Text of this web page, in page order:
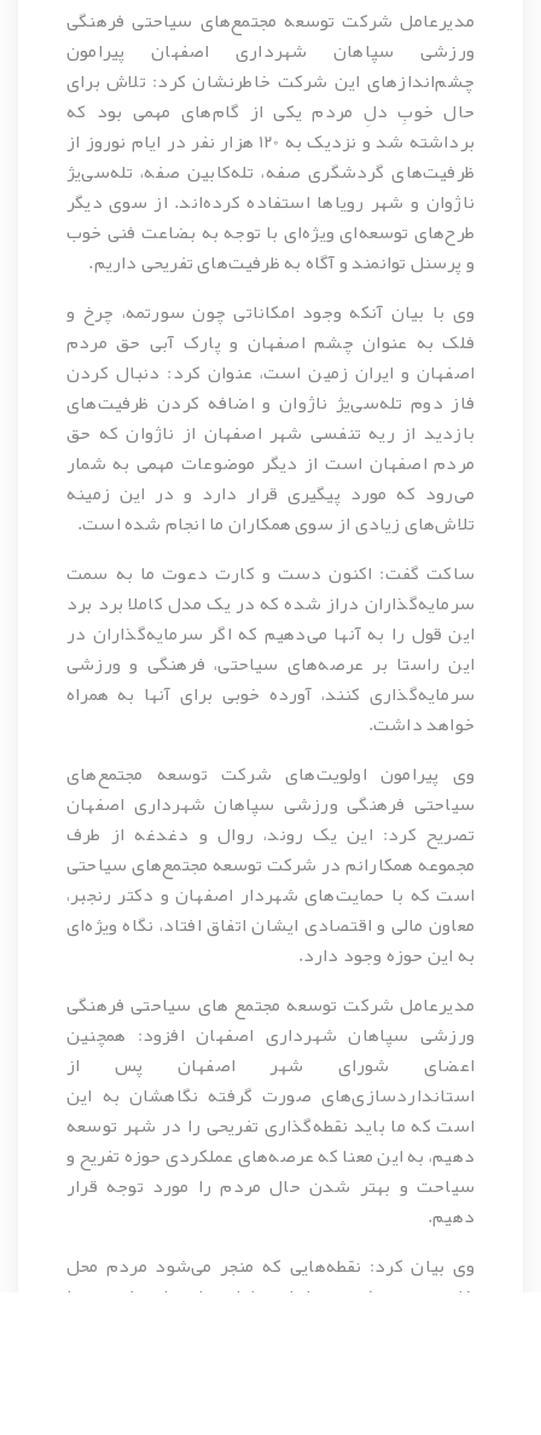
مدیرعامل شرکت توسعه مجتمع‌های سیاحتی فرهنگی
ورزشی سپاهان شهرداری اصفهان پیرامون
چشم‌اندازهای این شرکت خاطرنشان کرد: تلاش برای
حال خوبِ دلِ مردم یکی از گام‌های مهمی بود که
برداشته شد و نزدیک به 120 هزار نفر در ایام نوروز از
ظرفیت‌های گردشگری صفه، تله‌کابین صفه، تله‌سی‌یژ
ناژوان و شهر رویاها استفاده کرد‌ه‌اند. از سوی دیگر
طرح‌های توسعه‌ای ویژه‌ای با توجه به بضاعت فنی خوب
و پرسنل توانمند و آگاه به ظرفیت‌های تفریحی داریم.
وی با بیان آنکه وجود امکاناتی چون سورتمه، چرخ و
فلک به عنوان چشم اصفهان و پارک آبی حق مردم
اصفهان و ایران زمین است، عنوان کرد: دنبال کردن
فاز دوم تله‌سی‌یژ ناژوان و اضافه کردن ظرفیت‌های
بازدید از ریه تنفسی شهر اصفهان از ناژوان که حق
مردم اصفهان است از دیگر موضوعات مهمی به شمار
می‌رود که مورد پیگیری قرار دارد و در این زمینه
تلاش‌های زیادی از سوی همکاران ما انجام شده است.
ساکت گفت: اکنون دست و کارت دعوت ما به سمت
سرمایه‌گذاران دراز شده که در یک مدل کاملا برد برد
این قول را به آنها می‌دهیم که اگر سرمایه‌گذاران در
این راستا بر عرصه‌های سیاحتی، فرهنگی و ورزشی
سرمایه‌گذاری کنند، آورده خوبی برای آنها به همراه
خواهد داشت.
وی پیرامون اولویت‌های شرکت توسعه مجتمع‌های
سیاحتی فرهنگی ورزشی سپاهان شهرداری اصفهان
تصریح کرد: این یک روند، روال و دغدغه از طرف
مجموعه همکارانم در شرکت توسعه مجتمع‌های سیاحتی
است که با حمایت‌های شهردار اصفهان و دکتر رنجبر،
معاون مالی و اقتصادی ایشان اتفاق افتاد، نگاه ویژه‌ای
به این حوزه وجود دارد.
مدیرعامل شرکت توسعه مجتمع های سیاحتی فرهنگی
ورزشی سپاهان شهرداری اصفهان افزود: همچنین
اعضای شورای شهر اصفهان پس از
استانداردسازی‌های صورت گرفته نگاهشان به این
است که ما باید نقطه‌گذاری تفریحی را در شهر توسعه
دهیم، به این معنا که عرصه‌های عملکردی حوزه تفریح و
سیاحت و بهتر شدن حال مردم را مورد توجه قرار
دهیم.
وی بیان کرد: نقطه‌هایی که منجر می‌شود مردم محل
خاصی چون شهر رویاها و یا ابرسازه‌های تفریحی را